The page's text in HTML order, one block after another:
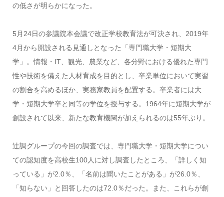
の低さが明らかになった。
5月24日の参議院本会議で改正学校教育法が可決され、2019年
4月から開設される見通しとなった「専門職大学・短期大
学」。情報・IT、観光、農業など、各分野における優れた専門
性や技術を備えた人材育成を目的とし、卒業単位において実習
の割合を高めるほか、実務家教員を配置する。卒業者には大
学・短期大学卒と同等の学位を授与する。1964年に短期大学が
創設されて以来、新たな教育機関が加えられるのは55年ぶり。
辻調グループの今回の調査では、専門職大学・短期大学につい
ての認知度を高校生100人に対し調査したところ、「詳しく知
っている」が2.0％、「名前は聞いたことがある」が26.0％、
「知らない」と回答したのは72.0％だった。また、これらが創